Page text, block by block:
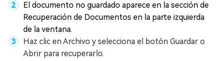
El documento no guardado aparece en la sección de
Recuperación de Documentos en la parte izquierda
de la ventana.
Haz clic en Archivo y selecciona el botón Guardar o
Abrir para recuperarlo.